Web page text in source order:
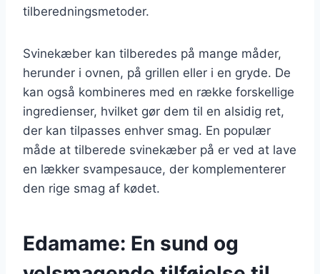
tilberedningsmetoder.
Svinekæber kan tilberedes på mange måder,
herunder i ovnen, på grillen eller i en gryde. De
kan også kombineres med en række forskellige
ingredienser, hvilket gør dem til en alsidig ret,
der kan tilpasses enhver smag. En populær
måde at tilberede svinekæber på er ved at lave
en lækker svampesauce, der komplementerer
den rige smag af kødet.
Edamame: En sund og